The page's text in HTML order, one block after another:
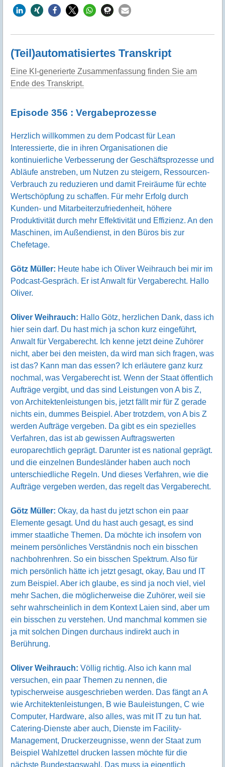
(Teil)automatisiertes Transkript
Eine KI-generierte Zusammenfassung finden Sie am
Ende des Transkript.
Episode 356 : Vergabeprozesse
Herzlich willkommen zu dem Podcast für Lean
Interessierte, die in ihren Organisationen die
kontinuierliche Verbesserung der Geschäftsprozesse und
Abläufe anstreben, um Nutzen zu steigern, Ressourcen-
Verbrauch zu reduzieren und damit Freiräume für echte
Wertschöpfung zu schaffen. Für mehr Erfolg durch
Kunden- und Mitarbeiterzufriedenheit, höhere
Produktivität durch mehr Effektivität und Effizienz. An den
Maschinen, im Außendienst, in den Büros bis zur
Chefetage.
Götz Müller: Heute habe ich Oliver Weihrauch bei mir im
Podcast-Gespräch. Er ist Anwalt für Vergaberecht. Hallo
Oliver.
Oliver Weihrauch: Hallo Götz, herzlichen Dank, dass ich
hier sein darf. Du hast mich ja schon kurz eingeführt,
Anwalt für Vergaberecht. Ich kenne jetzt deine Zuhörer
nicht, aber bei den meisten, da wird man sich fragen, was
ist das? Kann man das essen? Ich erläutere ganz kurz
nochmal, was Vergaberecht ist. Wenn der Staat öffentlich
Aufträge vergibt, und das sind Leistungen von A bis Z,
von Architektenleistungen bis, jetzt fällt mir für Z gerade
nichts ein, dummes Beispiel. Aber trotzdem, von A bis Z
werden Aufträge vergeben. Da gibt es ein spezielles
Verfahren, das ist ab gewissen Auftragswerten
europarechtlich geprägt. Darunter ist es national geprägt.
und die einzelnen Bundesländer haben auch noch
unterschiedliche Regeln. Und dieses Verfahren, wie die
Aufträge vergeben werden, das regelt das Vergaberecht.
Götz Müller: Okay, da hast du jetzt schon ein paar
Elemente gesagt. Und du hast auch gesagt, es sind
immer staatliche Themen. Da möchte ich insofern von
meinem persönliches Verständnis noch ein bisschen
nachbohrenhren. So ein bisschen Spektrum. Also für
mich persönlich hätte ich jetzt gesagt, okay, Bau und IT
zum Beispiel. Aber ich glaube, es sind ja noch viel, viel
mehr Sachen, die möglicherweise die Zuhörer, weil sie
sehr wahrscheinlich in dem Kontext Laien sind, aber um
ein bisschen zu verstehen. Und manchmal kommen sie
ja mit solchen Dingen durchaus indirekt auch in
Berührung.
Oliver Weihrauch: Völlig richtig. Also ich kann mal
versuchen, ein paar Themen zu nennen, die
typischerweise ausgeschrieben werden. Das fängt an A
wie Architektenleistungen, B wie Bauleistungen, C wie
Computer, Hardware, also alles, was mit IT zu tun hat.
Catering-Dienste aber auch, Dienste im Facility-
Management, Druckerzeugnisse, wenn der Staat zum
Beispiel Wahlzettel drucken lassen möchte für die
nächste Bundestagswahl. Das muss ja eigentlich